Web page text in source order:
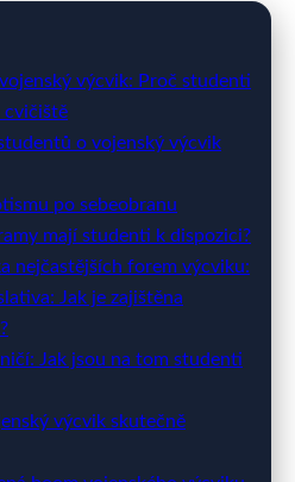
mezi Studenty:
a Důvody
Barbora Černá
výcvik: Proč studenti
cvičiště
o vojenský výcvik
po sebeobranu
mají studenti k dispozici?
nejčastějších forem výcviku:
Jak je zajištěna
Jak jsou na tom studenti
výcvik skutečně